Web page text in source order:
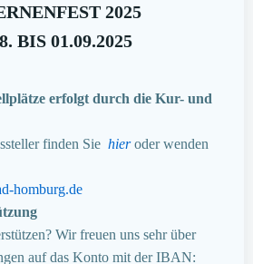
2025
BIS 01.09.2025
erfolgt durch die Kur- und
finden Sie hieroder wenden
homburg.de
Wir freuen uns sehr über
auf das Konto mit der IBAN: